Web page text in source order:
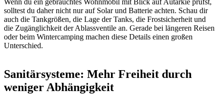
solltest du daher nicht nur auf Solar und Batterie achten. Schau dir
auch die Tankgrößen, die Lage der Tanks, die Frostsicherheit und
die Zugänglichkeit der Ablassventile an. Gerade bei längeren Reisen
oder beim Wintercamping machen diese Details einen großen
Unterschied.
Sanitärsysteme: Mehr Freiheit durch
weniger Abhängigkeit